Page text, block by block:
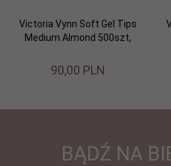
Victoria Vynn Soft Gel Tips
Medium Almond 500szt,
90,00 PLN
BĄDŹ NA